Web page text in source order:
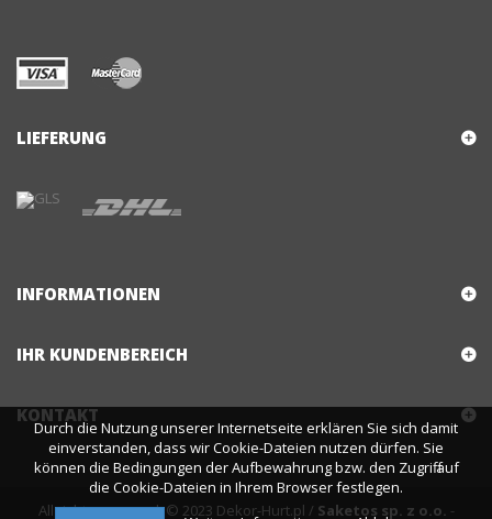
LIEFERUNG
INFORMATIONEN
IHR KUNDENBEREICH
KONTAKT
Durch die Nutzung unserer Internetseite erklären Sie sich damit
einverstanden, dass wir Cookie-Dateien nutzen dürfen. Sie
können die Bedingungen der Aufbewahrung bzw. den Zugriff auf
die Cookie-Dateien in Ihrem Browser festlegen.
All rights reserved © 2023 Dekor-Hurt.pl / Saketos sp. z o.o. -